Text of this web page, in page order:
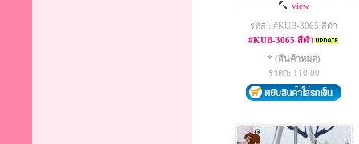
view
รหัส : #KUB-3065 สีดำ
#KUB-3065 สีดำ
* (สินค้าหมด)
ราคา: 110.00